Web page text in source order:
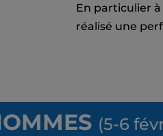
En particulier
réalisé une perf
(5-6